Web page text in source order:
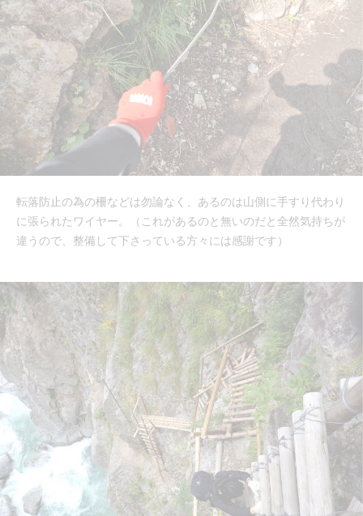
転落防止の為の柵などは勿論なく、あるのは山側に手すり代わり
に張られたワイヤー。（これがあるのと無いのだと全然気持ちが
違うので、整備して下さっている方々には感謝です）